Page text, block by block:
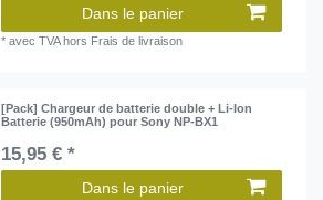
Dans le panier
*avec TVAhors Frais de livraison
[Pack] Chargeur de batterie double + Li-Ion
Batterie (950mAh) pour Sony NP-BX1
15,95 € *
Dans le panier